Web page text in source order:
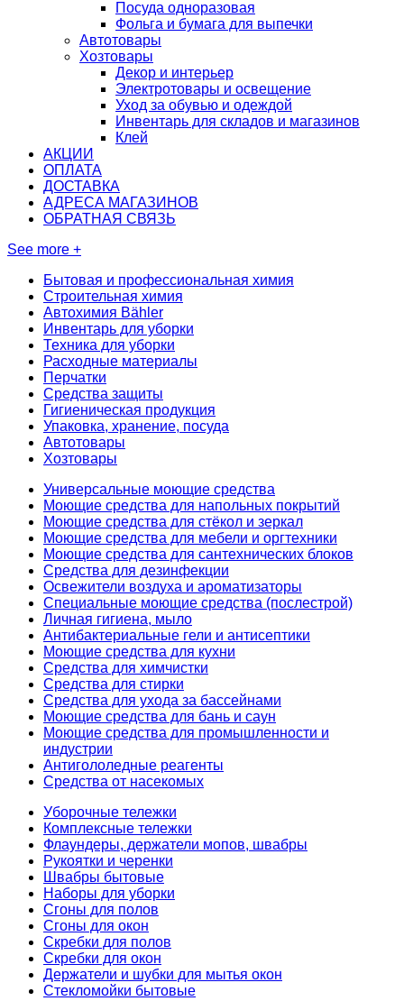
Посуда одноразовая
Фольга и бумага для выпечки
Автотовары
Хозтовары
Декор и интерьер
Электротовары и освещение
Уход за обувью и одеждой
Инвентарь для складов и магазинов
Клей
АКЦИИ
ОПЛАТА
ДОСТАВКА
АДРЕСА МАГАЗИНОВ
ОБРАТНАЯ СВЯЗЬ
See more +
Бытовая и профессиональная химия
Строительная химия
Автохимия Bähler
Инвентарь для уборки
Техника для уборки
Расходные материалы
Перчатки
Средства защиты
Гигиеническая продукция
Упаковка, хранение, посуда
Автотовары
Хозтовары
Универсальные моющие средства
Моющие средства для напольных покрытий
Моющие средства для стёкол и зеркал
Моющие средства для мебели и оргтехники
Моющие средства для сантехнических блоков
Средства для дезинфекции
Освежители воздуха и ароматизаторы
Специальные моющие средства (послестрой)
Личная гигиена, мыло
Антибактериальные гели и антисептики
Моющие средства для кухни
Средства для химчистки
Средства для стирки
Средства для ухода за бассейнами
Моющие средства для бань и саун
Моющие средства для промышленности и
индустрии
Антигололедные реагенты
Средства от насекомых
Уборочные тележки
Комплексные тележки
Флаундеры, держатели мопов, швабры
Рукоятки и черенки
Швабры бытовые
Наборы для уборки
Сгоны для полов
Сгоны для окон
Скребки для полов
Скребки для окон
Держатели и шубки для мытья окон
Стекломойки бытовые